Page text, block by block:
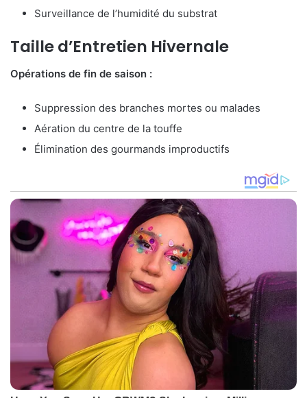
Surveillance de l’humidité du substrat
Taille d’Entretien Hivernale
Opérations de fin de saison :
Suppression des branches mortes ou malades
Aération du centre de la touffe
Élimination des gourmands improductifs